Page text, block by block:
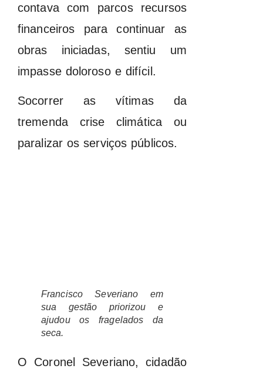
contava com parcos recursos
financeiros para continuar as
obras iniciadas, sentiu um
impasse doloroso e difícil.
Socorrer as vítimas da
tremenda crise climática ou
paralizar os serviços públicos.
Francisco Severiano em
sua gestão priorizou e
ajudou os fragelados da
seca.
O Coronel Severiano, cidadão